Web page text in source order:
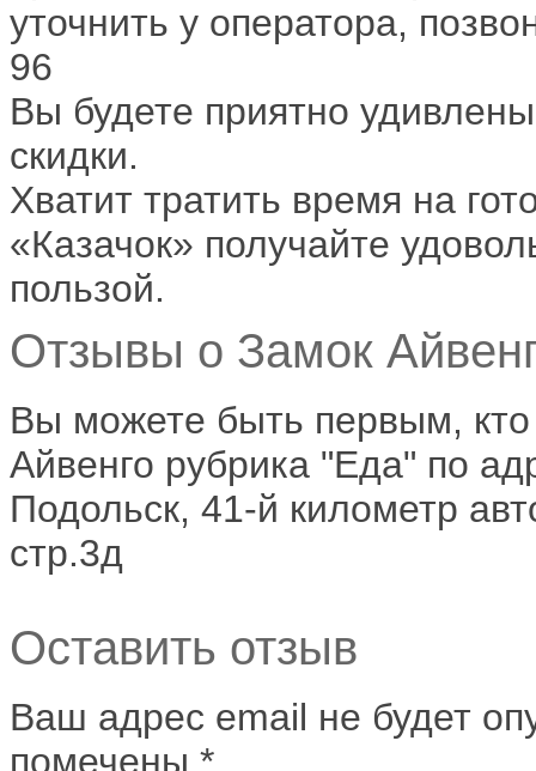
уточнить у оператора,
96
Вы будете приятно
скидки.
Хватит тратить время на
«Казачок» получайте
пользой.
Отзывы о Замок
Вы можете быть первым,
Айвенго рубрика "Еда" по
Подольск, 41-й километр
стр.3д
Оставить отзыв
Ваш адрес email не будет
помечены *